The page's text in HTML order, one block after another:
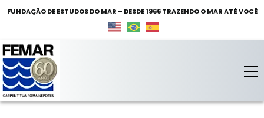
FUNDAÇÃO DE ESTUDOS DO MAR – DESDE 1966 TRAZENDO O MAR ATÉ VOCÊ
FEMAR – Fundação de Estudos do Mar